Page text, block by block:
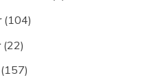
(104)
(22)
(157)